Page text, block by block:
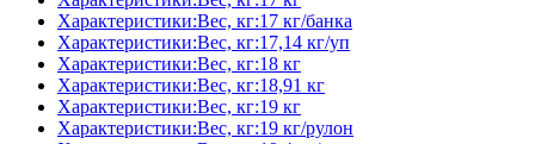
Характеристики:Вес, кг:17 кг/банка
Характеристики:Вес, кг:17,14 кг/уп
Характеристики:Вес, кг:18 кг
Характеристики:Вес, кг:18,91 кг
Характеристики:Вес, кг:19 кг
Характеристики:Вес, кг:19 кг/рулон